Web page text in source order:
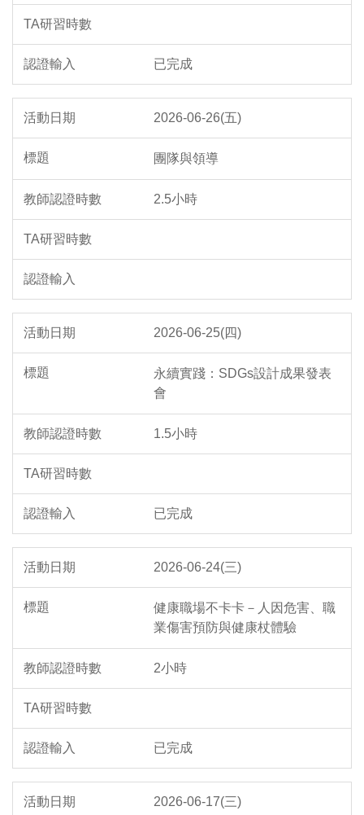
已完成
2026-06-26(五)
團隊與領導
2.5小時
2026-06-25(四)
永續實踐：SDGs設計成果發表
會
1.5小時
已完成
2026-06-24(三)
健康職場不卡卡－人因危害、職
業傷害預防與健康杖體驗
2小時
已完成
2026-06-17(三)